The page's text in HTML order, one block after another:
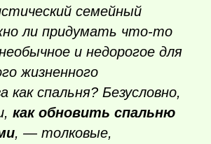
семейный
ли придумать что-то
и недорогое для
жизненного
как спальня? Безусловно,
как обновить спальню
, — толковые,